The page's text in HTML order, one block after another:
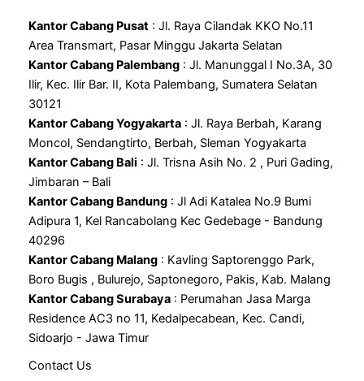
Kantor Cabang Pusat : Jl. Raya Cilandak KKO No.11
Area Transmart, Pasar Minggu Jakarta Selatan
Kantor Cabang Palembang : Jl. Manunggal I No.3A, 30
Ilir, Kec. Ilir Bar. II, Kota Palembang, Sumatera Selatan
30121
Kantor Cabang Yogyakarta : Jl. Raya Berbah, Karang
Moncol, Sendangtirto, Berbah, Sleman Yogyakarta
Kantor Cabang Bali : Jl. Trisna Asih No. 2 , Puri Gading,
Jimbaran – Bali
Kantor Cabang Bandung : Jl Adi Katalea No.9 Bumi
Adipura 1, Kel Rancabolang Kec Gedebage - Bandung
40296
Kantor Cabang Malang : Kavling Saptorenggo Park,
Boro Bugis , Bulurejo, Saptonegoro, Pakis, Kab. Malang
Kantor Cabang Surabaya : Perumahan Jasa Marga
Residence AC3 no 11, Kedalpecabean, Kec. Candi,
Sidoarjo - Jawa Timur
Contact Us